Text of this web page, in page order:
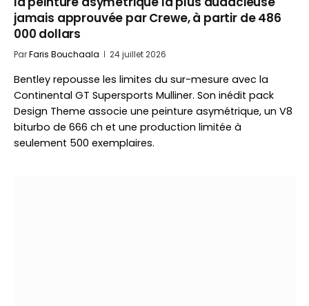
jamais approuvée par Crewe, à partir de 486
000 dollars
ParFaris Bouchaala 24 juillet 2026
Bentley repousse les limites du sur-mesure avec la
Continental GT Supersports Mulliner. Son inédit pack
Design Theme associe une peinture asymétrique, un V8
biturbo de 666 ch et une production limitée à
seulement 500 exemplaires.